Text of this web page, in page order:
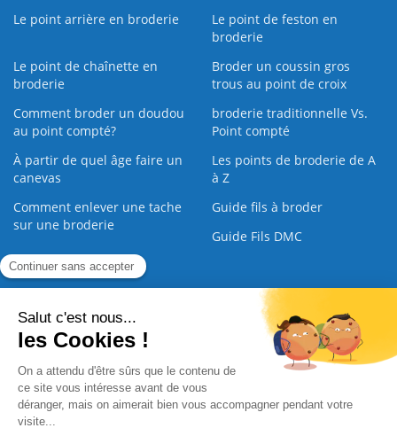
Le point arrière en broderie
Le point de feston en
broderie
Le point de chaînette en
broderie
Broder un coussin gros
trous au point de croix
Comment broder un doudou
au point compté?
broderie traditionnelle Vs.
Point compté
À partir de quel âge faire un
canevas
Les points de broderie de A
à Z
Comment enlever une tache
sur une broderie
Guide fils à broder
Guide Fils DMC
Guide de la Broderie
Commande Papier Qui sommes nous Nous contacter |
Paiement sécurisé